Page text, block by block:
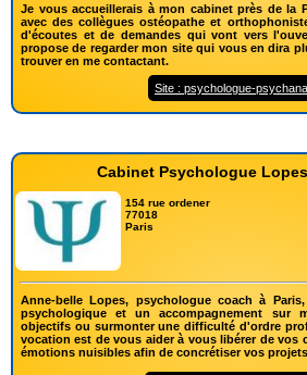
Je vous accueillerais à mon cabinet près de la
avec des collègues ostéopathe et
d'écoutes et de demandes qui vont vers
propose de regarder mon site qui vous en dira
trouver en me contactant.
Site : psychologue-
Cabinet Psychologue
154 rue ordener
77018
Paris
Anne-belle Lopes, psychologue coach à
psychologique et un accompagnement sur
objectifs ou surmonter une difficulté d'ordre
vocation est de vous aider à vous libérer de vos
émotions nuisibles afin de concrétiser vos